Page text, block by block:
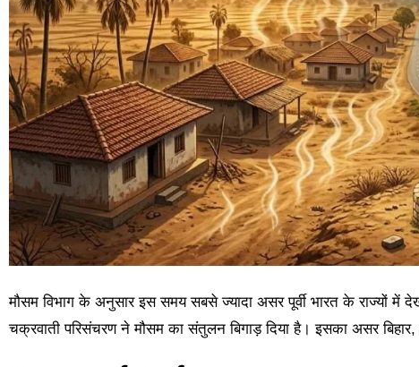
मौसम विभाग के अनुसार इस समय सबसे ज्यादा असर पूर्वी भारत के राज्यों
चक्रवाती परिसंचरण ने मौसम का संतुलन बिगाड़ दिया है। इसका असर